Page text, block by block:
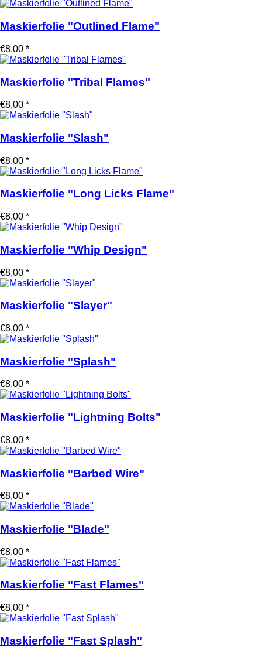
Maskierfolie "Outlined Flame"
€8,00 *
Maskierfolie "Tribal Flames"
€8,00 *
Maskierfolie "Slash"
€8,00 *
Maskierfolie "Long Licks Flame"
€8,00 *
Maskierfolie "Whip Design"
€8,00 *
Maskierfolie "Slayer"
€8,00 *
Maskierfolie "Splash"
€8,00 *
Maskierfolie "Lightning Bolts"
€8,00 *
Maskierfolie "Barbed Wire"
€8,00 *
Maskierfolie "Blade"
€8,00 *
Maskierfolie "Fast Flames"
€8,00 *
Maskierfolie "Fast Splash"